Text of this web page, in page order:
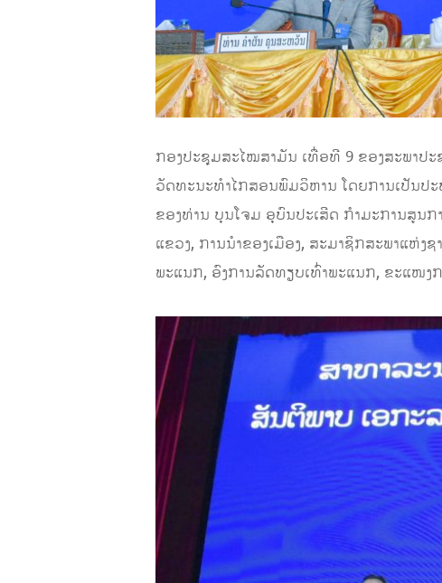
ກອງປະຊຸມສະໄໝສາມັນ ເທື່ອທີ 9 ຂອງສະພາປ
ວັດທະນະທໍາໄກສອນພົມວິຫານ ໂດຍການເປັນປ
ຂອງທ່ານ ບຸນໂຈມ ອຸບົນປະເສີດ ກໍາມະການສູນກ
ແຂວງ, ການນຳຂອງເມືອງ, ສະມາຊິກສະພາແຫ່
ພະແນກ, ອົງການລັດທຽບເທົ່າພະແນກ, ຂະແໜງ